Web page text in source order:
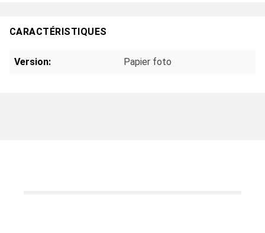
CARACTÉRISTIQUES
Version: Papier foto